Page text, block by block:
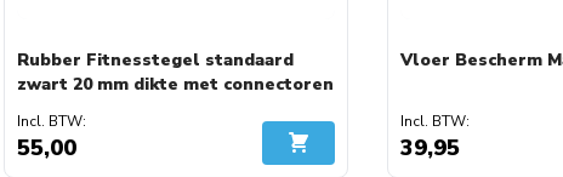
Rubber Fitnesstegel standaard
zwart 20 mm dikte met connectoren
55,00 In Winkelwagen
Vloer Bescherm
39,95